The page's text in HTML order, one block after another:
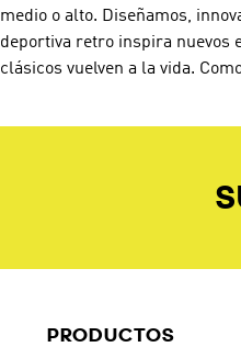
medio o alto. Diseñamos,
deportiva retro inspira nuevos
clásicos vuelven a la vida.
PRODUCTOS